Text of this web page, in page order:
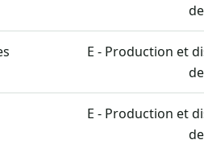
E - Production et
E - Production et